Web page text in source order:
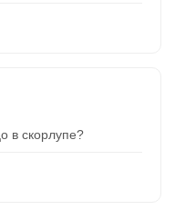
в скорлупе?